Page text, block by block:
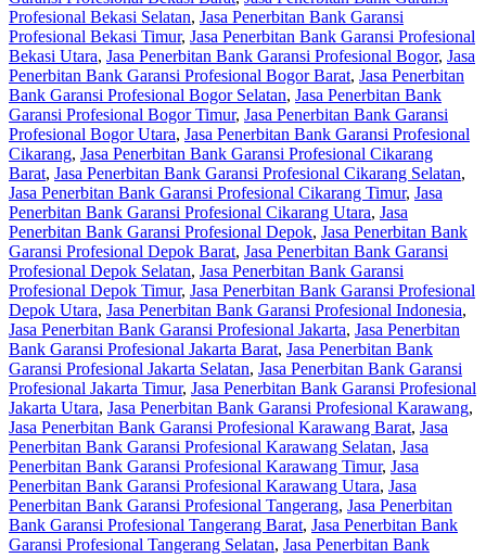
Profesional Bekasi Selatan, Jasa Penerbitan Bank Garansi
Profesional Bekasi Timur, Jasa Penerbitan Bank Garansi Profesional
Bekasi Utara, Jasa Penerbitan Bank Garansi Profesional Bogor, Jasa
Penerbitan Bank Garansi Profesional Bogor Barat, Jasa Penerbitan
Bank Garansi Profesional Bogor Selatan, Jasa Penerbitan Bank
Garansi Profesional Bogor Timur, Jasa Penerbitan Bank Garansi
Profesional Bogor Utara, Jasa Penerbitan Bank Garansi Profesional
Cikarang, Jasa Penerbitan Bank Garansi Profesional Cikarang
Barat, Jasa Penerbitan Bank Garansi Profesional Cikarang Selatan,
Jasa Penerbitan Bank Garansi Profesional Cikarang Timur, Jasa
Penerbitan Bank Garansi Profesional Cikarang Utara, Jasa
Penerbitan Bank Garansi Profesional Depok, Jasa Penerbitan Bank
Garansi Profesional Depok Barat, Jasa Penerbitan Bank Garansi
Profesional Depok Selatan, Jasa Penerbitan Bank Garansi
Profesional Depok Timur, Jasa Penerbitan Bank Garansi Profesional
Depok Utara, Jasa Penerbitan Bank Garansi Profesional Indonesia,
Jasa Penerbitan Bank Garansi Profesional Jakarta, Jasa Penerbitan
Bank Garansi Profesional Jakarta Barat, Jasa Penerbitan Bank
Garansi Profesional Jakarta Selatan, Jasa Penerbitan Bank Garansi
Profesional Jakarta Timur, Jasa Penerbitan Bank Garansi Profesional
Jakarta Utara, Jasa Penerbitan Bank Garansi Profesional Karawang,
Jasa Penerbitan Bank Garansi Profesional Karawang Barat, Jasa
Penerbitan Bank Garansi Profesional Karawang Selatan, Jasa
Penerbitan Bank Garansi Profesional Karawang Timur, Jasa
Penerbitan Bank Garansi Profesional Karawang Utara, Jasa
Penerbitan Bank Garansi Profesional Tangerang, Jasa Penerbitan
Bank Garansi Profesional Tangerang Barat, Jasa Penerbitan Bank
Garansi Profesional Tangerang Selatan, Jasa Penerbitan Bank